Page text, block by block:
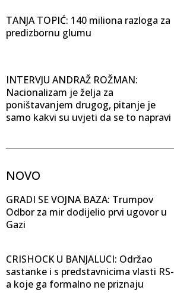
TANJA TOPIĆ: 140 miliona razloga za
predizbornu glumu
INTERVJU ANDRAŽ ROŽMAN:
Nacionalizam je želja za
poništavanjem drugog, pitanje je
samo kakvi su uvjeti da se to napravi
NOVO
GRADI SE VOJNA BAZA: Trumpov
Odbor za mir dodijelio prvi ugovor u
Gazi
CRISHOCK U BANJALUCI: Održao
sastanke i s predstavnicima vlasti RS-
a koje ga formalno ne priznaju